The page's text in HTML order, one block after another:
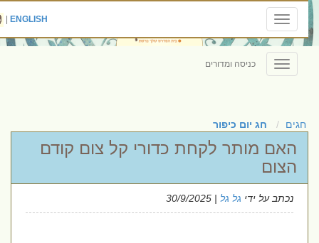
Toggle
navigation
ENGLISH
|
Toggle
navigation
כניסה ומדורים
חגים חג יום כיפור
האם מותר לקחת כדורי קל צום קודם
הצום
נכתב על ידיגל גל | 30/9/2025